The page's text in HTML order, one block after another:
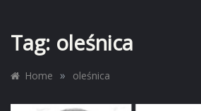
Tag: oleśnica
Home » oleśnica